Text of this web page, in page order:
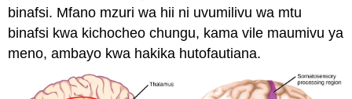
binafsi. Mfano mzuri wa hii ni uvumilivu wa mtu
binafsi kwa kichocheo chungu, kama vile maumivu ya
meno, ambayo kwa hakika hutofautiana.